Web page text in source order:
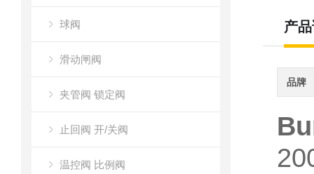
球阀
滑动闸阀
夹管阀 锁定阀
止回阀 开/关阀
温控阀 比例阀
产
品牌